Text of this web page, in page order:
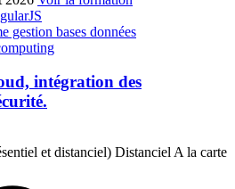
gestion bases données
intégration des
et distanciel) Distanciel A la carte